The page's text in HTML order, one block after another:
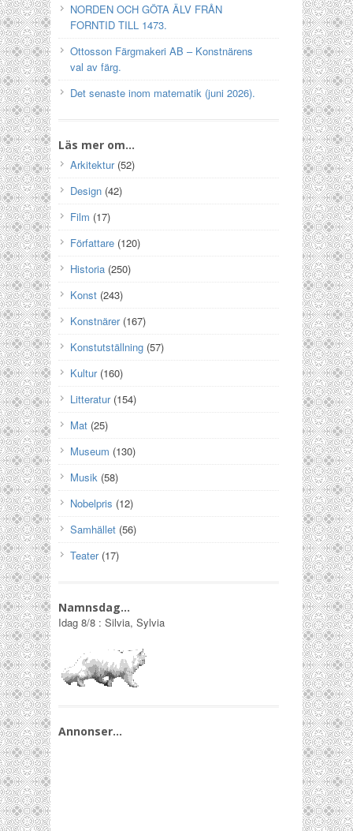
NORDEN OCH GÖTA ÄLV FRÅN
FORNTID TILL 1473.
Ottosson Färgmakeri AB – Konstnärens
val av färg.
Det senaste inom matematik (juni 2026).
Läs mer om…
Arkitektur(52)
Design (42)
Film (17)
Författare (120)
Historia (250)
Konst (243)
Konstnärer(167)
Konstutställning (57)
Kultur(160)
Litteratur(154)
Mat (25)
Museum (130)
Musik (58)
Nobelpris (12)
Samhället (56)
Teater(17)
Namnsdag…
Idag 8/8 : Silvia, Sylvia
Annonser…